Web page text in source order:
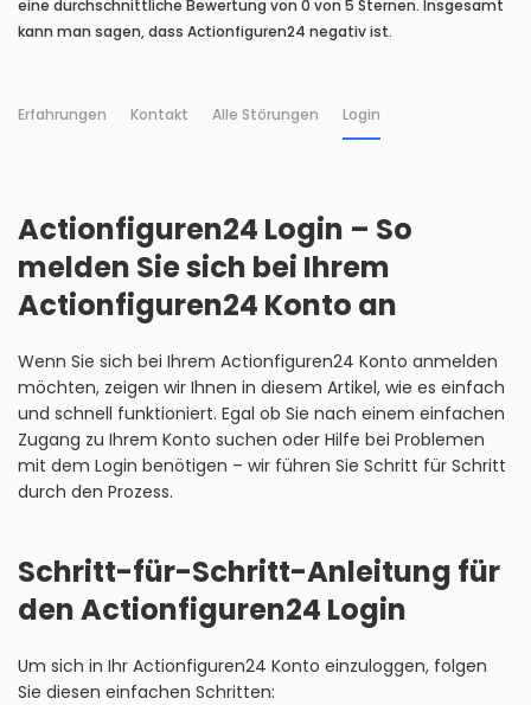
eine durchschnittliche Bewertung von 0 von 5 Sternen. Insgesamt
kann man sagen, dass Actionfiguren24 negativ ist.
Erfahrungen Kontakt Alle Störungen Login
Actionfiguren24 Login – So
melden Sie sich bei Ihrem
Actionfiguren24 Konto an
Wenn Sie sich bei Ihrem Actionfiguren24 Konto anmelden
möchten, zeigen wir Ihnen in diesem Artikel, wie es einfach
und schnell funktioniert. Egal ob Sie nach einem einfachen
Zugang zu Ihrem Konto suchen oder Hilfe bei Problemen
mit dem Login benötigen – wir führen Sie Schritt für Schritt
durch den Prozess.
Schritt-für-Schritt-Anleitung für
den Actionfiguren24 Login
Um sich in Ihr Actionfiguren24 Konto einzuloggen, folgen
Sie diesen einfachen Schritten: